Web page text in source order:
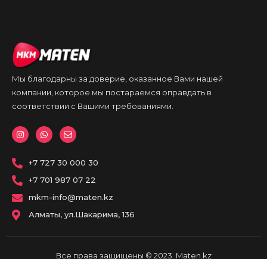
Мы благодарны за доверие, оказанное Вами нашей
компании, которое мы постараемся оправдать в
соответствии с Вашими требованиями.
I
n
s
a
g
r
a
m
W
h
a
s
p
E
n
v
p
+7 727 30 000 30
+7 701 987 07 22
mkm-info@maten.kz
Алматы, ул.Шакарима, 136
Все права защищены © 2023. Maten.kz